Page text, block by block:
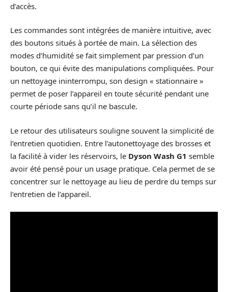
d’accès.
Les commandes sont intégrées de manière intuitive, avec
des boutons situés à portée de main. La sélection des
modes d’humidité se fait simplement par pression d’un
bouton, ce qui évite des manipulations compliquées. Pour
un nettoyage ininterrompu, son design « stationnaire »
permet de poser l’appareil en toute sécurité pendant une
courte période sans qu’il ne bascule.
Le retour des utilisateurs souligne souvent la simplicité de
l’entretien quotidien. Entre l’autonettoyage des brosses et
la facilité à vider les réservoirs, le Dyson Wash G1 semble
avoir été pensé pour un usage pratique. Cela permet de se
concentrer sur le nettoyage au lieu de perdre du temps sur
l’entretien de l’appareil.